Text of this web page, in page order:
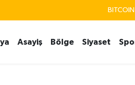
Asayiş Bölge Siyaset